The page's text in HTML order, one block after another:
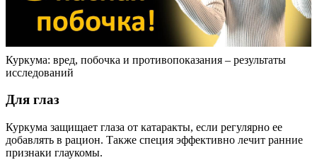
Куркума: вред, побочка и противопоказания – результаты
исследований
Для глаз
Куркума защищает глаза от катаракты, если регулярно ее
добавлять в рацион. Также специя эффективно лечит ранние
признаки глаукомы.